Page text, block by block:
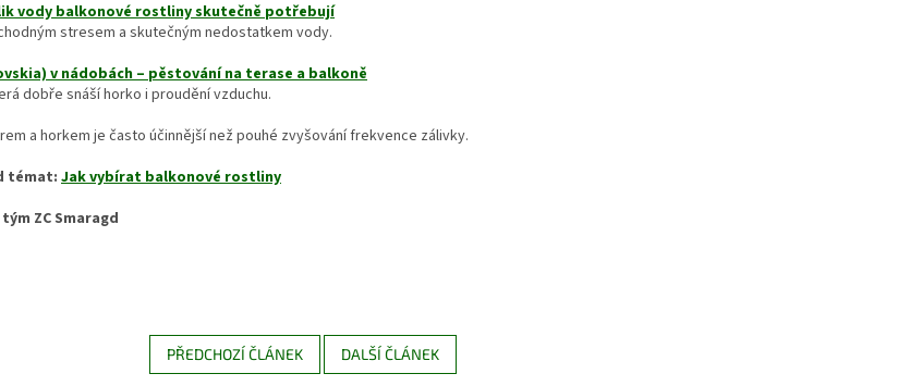
vody balkonové rostliny skutečně potřebují
stresem a skutečným nedostatkem vody.
v nádobách – pěstování na terase a balkoně
dobře snáší horko i proudění vzduchu.
a horkem je často účinnější než pouhé zvyšování frekvence zálivky.
témat: Jak vybírat balkonové rostliny
ZC Smaragd
PŘEDCHOZÍ ČLÁNEK DALŠÍ ČLÁNEK